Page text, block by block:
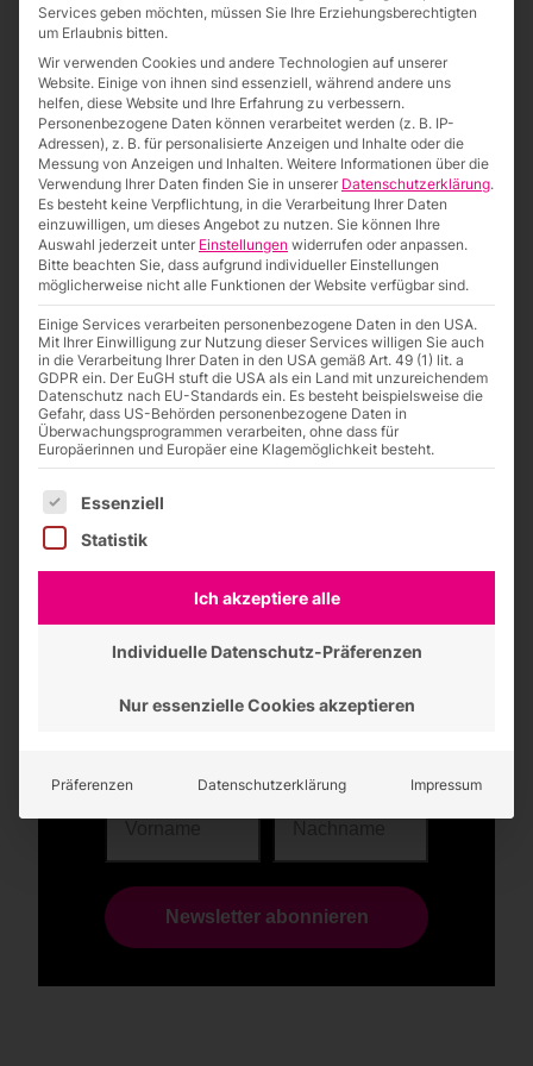
Familienfest zum 50sten
Ein großes Dankeschön an Mitarbeiter und Familien
Allen Grund zu Feiern hatte die…weiterlesen
Bleiben Sie immer informiert.
News aus unserer Welt der Lichtwerbung
Services geben möchten, müssen Sie Ihre Erziehungsberechtigten
um Erlaubnis bitten.
Wir verwenden Cookies und andere Technologien auf unserer
Website. Einige von ihnen sind essenziell, während andere uns
helfen, diese Website und Ihre Erfahrung zu verbessern.
Personenbezogene Daten können verarbeitet werden (z. B. IP-
Adressen), z. B. für personalisierte Anzeigen und Inhalte oder die
Messung von Anzeigen und Inhalten. Weitere Informationen über die
Verwendung Ihrer Daten finden Sie in unserer Datenschutzerklärung.
Es besteht keine Verpflichtung, in die Verarbeitung Ihrer Daten
einzuwilligen, um dieses Angebot zu nutzen. Sie können Ihre
Auswahl jederzeit unter Einstellungen widerrufen oder anpassen.
Bitte beachten Sie, dass aufgrund individueller Einstellungen
möglicherweise nicht alle Funktionen der Website verfügbar sind.
Einige Services verarbeiten personenbezogene Daten in den USA.
Mit Ihrer Einwilligung zur Nutzung dieser Services willigen Sie auch
in die Verarbeitung Ihrer Daten in den USA gemäß Art. 49 (1) lit. a
GDPR ein. Der EuGH stuft die USA als ein Land mit unzureichendem
Datenschutz nach EU-Standards ein. Es besteht beispielsweise die
Gefahr, dass US-Behörden personenbezogene Daten in
Überwachungsprogrammen verarbeiten, ohne dass für
Europäerinnen und Europäer eine Klagemöglichkeit besteht.
Es folgt eine Liste der Service-Gruppen, für die eine
Essenziell
Statistik
Ich akzeptiere alle
Individuelle Datenschutz-Präferenzen
Nur essenzielle Cookies akzeptieren
Präferenzen Datenschutzerklärung Impressum